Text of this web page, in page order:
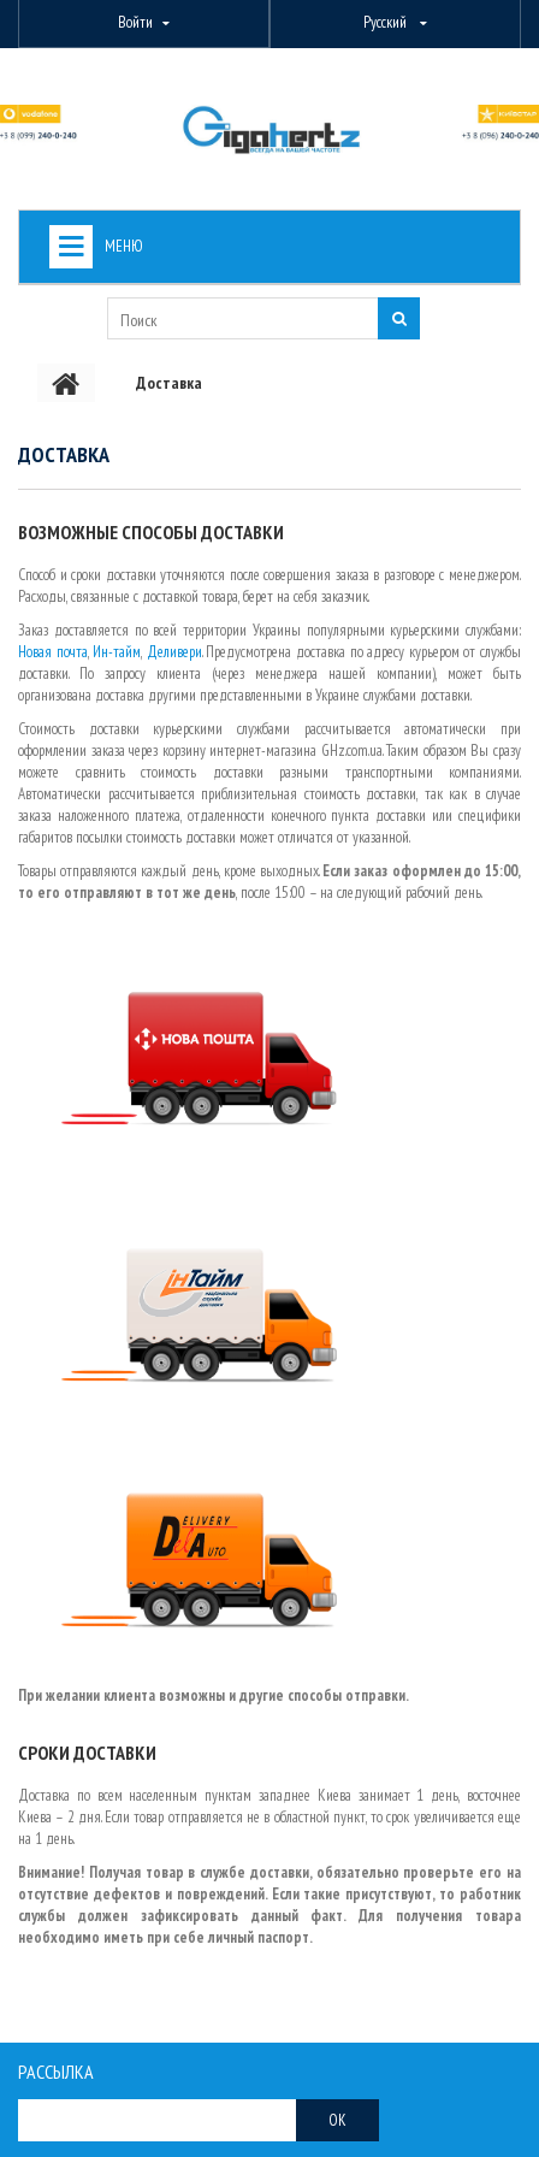
Войти Русский
МЕНЮ
PON ОБОРУДОВАНИЕ
ОПТОВОЛОКОННОЕ ОБОРУДОВАНИЕ
+
КАБЕЛЬНАЯ ПРОДУКЦИЯ
МАРШРУТИЗАТОРЫ
Доставка
ДОСТАВКА
ВОЗМОЖНЫЕ СПОСОБЫ ДОСТАВКИ
Способ и сроки доставки уточняются после совершения заказа в разговоре с менеджером.
Расходы, связанные с доставкой товара, берет на себя заказчик.
Заказ доставляется по всей территории Украины популярными курьерскими службами:
Новая почта, Ин-тайм, Деливери. Предусмотрена доставка по адресу курьером от службы
доставки. По запросу клиента (через менеджера нашей компании), может быть
организована доставка другими представленными в Украине службами доставки.
Стоимость доставки курьерскими службами рассчитывается автоматически при
оформлении заказа через корзину интернет-магазина GHz.com.ua. Таким образом Вы сразу
можете сравнить стоимость доставки разными транспортными компаниями.
Автоматически рассчитывается приблизительная стоимость доставки, так как в случае
заказа наложенного платежа, отдаленности конечного пункта доставки или специфики
габаритов посылки стоимость доставки может отличатся от указанной.
Товары отправляются каждый день, кроме выходных.Если заказ оформлен до 15:00,
то его отправляют в тот же день, после 15:00 – на следующий рабочий день.
При желании клиента возможны и другие способы отправки.
СРОКИ ДОСТАВКИ
Доставка по всем населенным пунктам западнее Киева занимает 1 день, восточнее
Киева – 2 дня. Если товар отправляется не в областной пункт, то срок увеличивается еще
на 1 день.
Внимание! Получая товар в службе доставки, обязательно проверьте его на
отсутствие дефектов и повреждений. Если такие присутствуют, то работник
службы должен зафиксировать данный факт. Для получения товара
необходимо иметь при себе личный паспорт.
РАССЫЛКА
OK